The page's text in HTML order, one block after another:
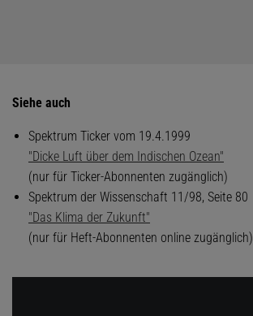
Siehe auch
Spektrum Ticker vom 19.4.1999
"Dicke Luft über dem Indischen Ozean"
(nur für Ticker-Abonnenten zugänglich)
Spektrum der Wissenschaft 11/98, Seite 80
"Das Klima der Zukunft"
(nur für Heft-Abonnenten online zugänglich)